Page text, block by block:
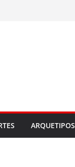
ARQUETIPOS